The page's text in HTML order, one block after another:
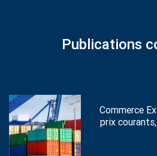
Publications
Commerce
prix